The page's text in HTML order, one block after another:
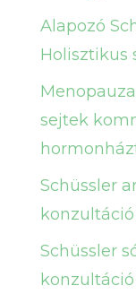
Alapozó
Holisztikus
sejtek
Schüssler
konzultáció
Schüssler